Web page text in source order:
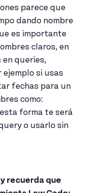
parece que
dando nombre
es importante
claros, en
en queries,
ejemplo si usas
fechas para un
como:
forma te será
o usarlo sin
recuerda que